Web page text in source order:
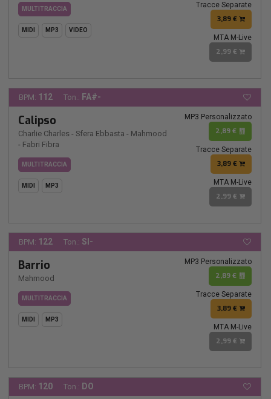
MULTITRACCIA
MIDI MP3 VIDEO
Tracce Separate
3,89 €
MTA M-Live
2,99 €
BPM: 112 Ton.: FA#-
Calipso
Charlie Charles - Sfera Ebbasta - Mahmood
- Fabri Fibra
MULTITRACCIA
MIDI MP3
MP3 Personalizzato
2,89 €
Tracce Separate
3,89 €
MTA M-Live
2,99 €
BPM: 122 Ton.: SI-
Barrio
Mahmood
MULTITRACCIA
MIDI MP3
MP3 Personalizzato
2,89 €
Tracce Separate
3,89 €
MTA M-Live
2,99 €
BPM: 120 Ton.: DO